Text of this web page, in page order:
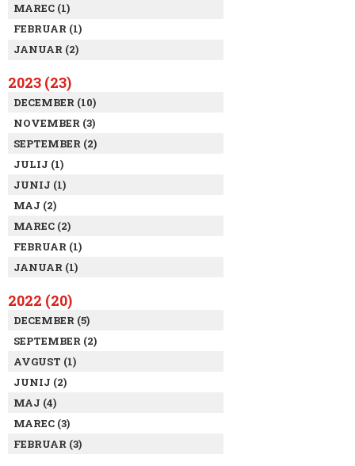
MAREC (1)
FEBRUAR (1)
JANUAR (2)
2023 (23)
DECEMBER (10)
NOVEMBER (3)
SEPTEMBER (2)
JULIJ (1)
JUNIJ (1)
MAJ (2)
MAREC (2)
FEBRUAR (1)
JANUAR (1)
2022 (20)
DECEMBER (5)
SEPTEMBER (2)
AVGUST (1)
JUNIJ (2)
MAJ (4)
MAREC (3)
FEBRUAR (3)